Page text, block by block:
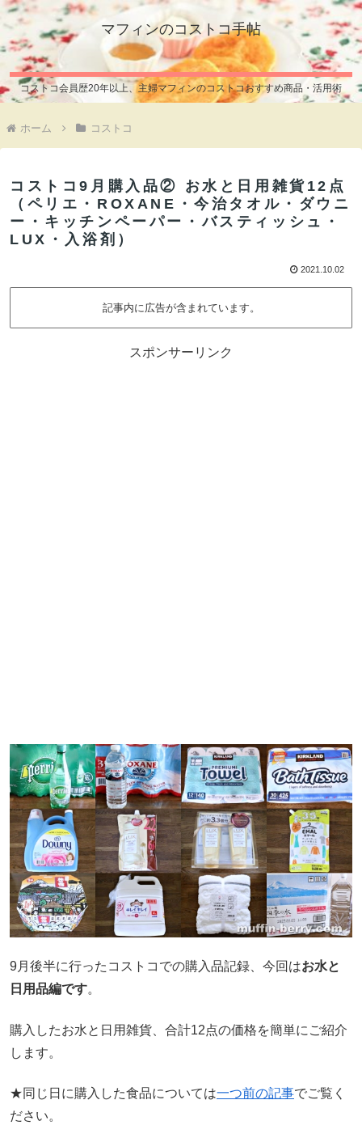
マフィンのコストコ手帖
コストコ会員歴20年以上、主婦マフィンのコストコおすすめ商品・活用術
ホーム コストコ
コストコ9月購入品② お水と日用雑貨12点
（ペリエ・ROXANE・今治タオル・ダウニ
ー・キッチンペーパー・バスティッシュ・
LUX・入浴剤）
2021.10.02
記事内に広告が含まれています。
スポンサーリンク
9月後半に行ったコストコでの購入品記録、今回はお水と
日用品編です。
購入したお水と日用雑貨、合計12点の価格を簡単にご紹介
します。
★同じ日に購入した食品については一つ前の記事でご覧く
ださい。